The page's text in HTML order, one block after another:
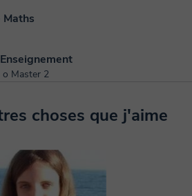
Maths
o Master 2
choses que j'aime